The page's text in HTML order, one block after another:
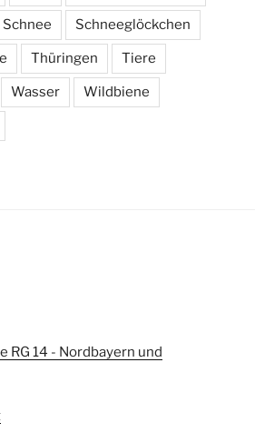
Schnee Schneeglöckchen
Thüringen Tiere
Wasser Wildbiene
RG 14 - Nordbayern und